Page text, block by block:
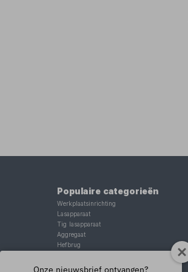
Populaire categorieën
Werkplaatsinrichting
Lasapparaat
Tig lasapparaat
Aggregaat
Hefbrug
Schaarlift
Onze nieuwsbrief ontvangen?